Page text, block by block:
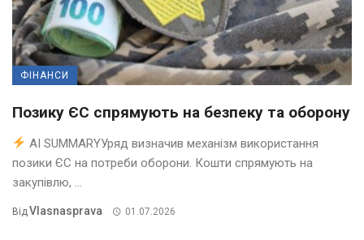
ФІНАНСИ
Позику ЄС спрямують на безпеку та оборону
AI SUMMARYУряд визначив механізм використання
позики ЄС на потреби оборони. Кошти спрямують на
закупівлю, ...
ВідVlasnasprava 01.07.2026